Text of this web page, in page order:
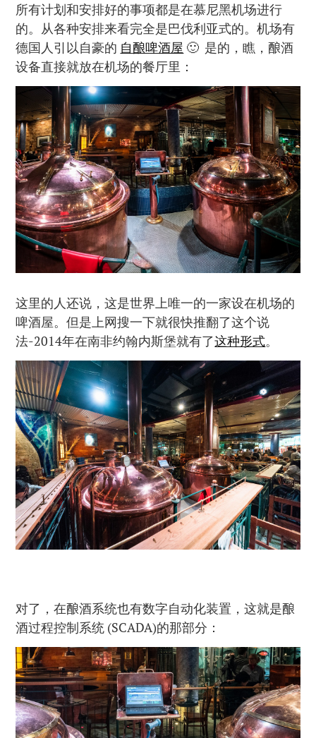
所有计划和安排好的事项都是在慕尼黑机场进行
的。从各种安排来看完全是巴伐利亚式的。机场有
德国人引以自豪的 自酿啤酒屋 🙂 是的，瞧，酿酒
设备直接就放在机场的餐厅里：
这里的人还说，这是世界上唯一的一家设在机场的
啤酒屋。但是上网搜一下就很快推翻了这个说
法-2014年在南非约翰内斯堡就有了这种形式。
对了，在酿酒系统也有数字自动化装置，这就是酿
酒过程控制系统 (SCADA)的那部分：